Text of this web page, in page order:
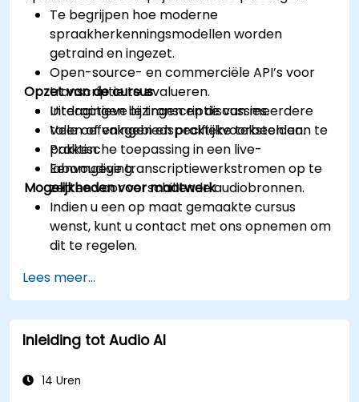
Te begrijpen hoe moderne
spraakherkenningsmodellen worden
getraind en ingezet.
Open-source- en commerciële API’s voor
transcriptie te evalueren.
Uitdagingen bij transcriptie van meerdere
talen of vakgebiedspecifieke teksten aan te
pakken.
Eenvoudige transcriptiewerkstromen op te
zetten voor verschillende audiobronnen.
Opzet van de cursus
Interactieve lezingen en discussies.
Vele oefeningen en praktijkvoorbeelden.
Praktische toepassing in een live-
labomgeving.
Mogelijkheden voor maatwerk
Indien u een op maat gemaakte cursus
wenst, kunt u contact met ons opnemen om
dit te regelen.
Lees meer...
Inleiding tot Audio AI
14 Uren